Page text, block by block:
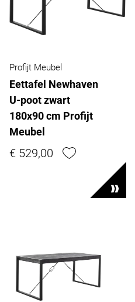
Profijt Meubel
Eettafel Newhaven
U-poot zwart
180x90 cm Profijt
Meubel
€ 529,00